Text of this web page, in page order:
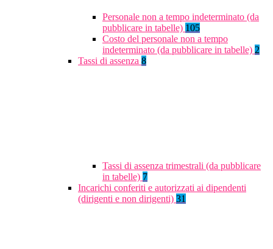
Personale non a tempo indeterminato (da
pubblicare in tabelle) 105
Costo del personale non a tempo
indeterminato (da pubblicare in tabelle) 2
Tassi di assenza 8
Tassi di assenza trimestrali (da pubblicare
in tabelle) 7
Incarichi conferiti e autorizzati ai dipendenti
(dirigenti e non dirigenti) 31